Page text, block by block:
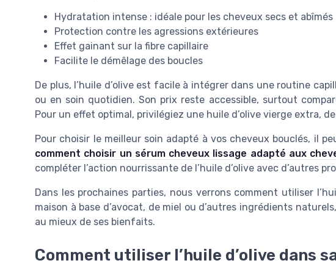
Hydratation intense : idéale pour les cheveux secs et abîmés
Protection contre les agressions extérieures
Effet gainant sur la fibre capillaire
Facilite le démêlage des boucles
De plus, l’huile d’olive est facile à intégrer dans une routine
ou en soin quotidien. Son prix reste accessible, surtout
Pour un effet optimal, privilégiez une huile d’olive vierge extra,
Pour choisir le meilleur soin adapté à vos cheveux bouclés, il
comment choisir un sérum cheveux lissage adapté aux
compléter l’action nourrissante de l’huile d’olive avec d’autres
Dans les prochaines parties, nous verrons comment utiliser
maison à base d’avocat, de miel ou d’autres ingrédients
au mieux de ses bienfaits.
Comment utiliser l’huile d’olive dans